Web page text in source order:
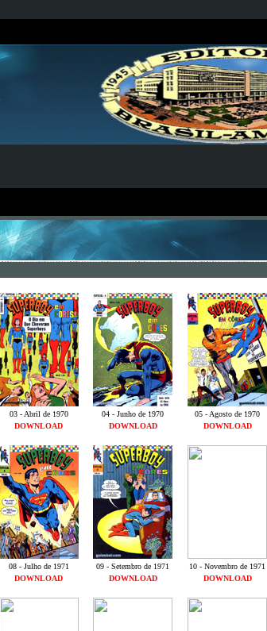
03 - Abril de 1970 04 - Junho de 1970
05 - Agosto de 1970
DOWNLOAD DOWNLOAD DOWNLOAD
08 - Julho de 1971 09 - Setembro de 1971
10 - Novembro de 1971
DOWNLOAD DOWNLOAD DOWNLOAD